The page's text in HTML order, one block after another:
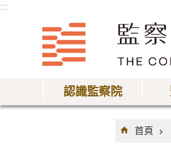
:::
認識監察院
:::
首頁